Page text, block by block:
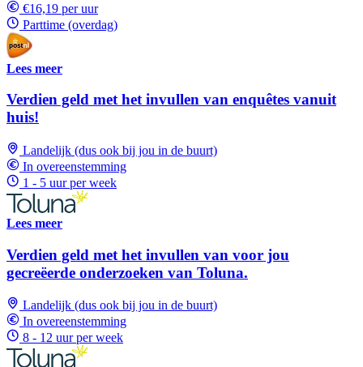
€16,19 per uur
Parttime (overdag)
Lees meer
Verdien geld met het invullen van enquêtes vanuit
huis!
Landelijk (dus ook bij jou in de buurt)
In overeenstemming
1 - 5 uur per week
Lees meer
Verdien geld met het invullen van voor jou
gecreëerde onderzoeken van Toluna.
Landelijk (dus ook bij jou in de buurt)
In overeenstemming
8 - 12 uur per week